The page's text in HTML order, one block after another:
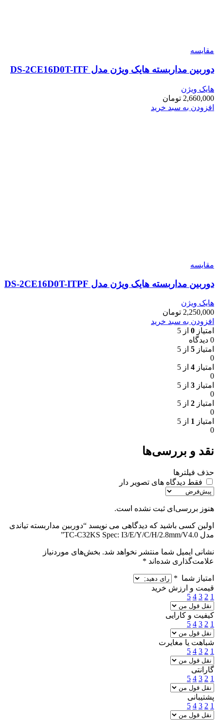
مقایسه
دوربین مداربسته هایک ویژن مدل DS-2CE16D0T-ITF
هایک ویژن
2,660,000 تومان
افزودن به سبد خرید
مقایسه
دوربین مداربسته هایک ویژن مدل DS-2CE16D0T-ITPF
هایک ویژن
2,250,000 تومان
افزودن به سبد خرید
امتیاز 0 از 5
0 دیدگاه
امتیاز 5 از 5
0
امتیاز 4 از 5
0
امتیاز 3 از 5
0
امتیاز 2 از 5
0
امتیاز 1 از 5
0
نقد و بررسی‌ها
حذف فیلترها
فقط دیدگاه های تصویر دار
هنوز بررسی‌ای ثبت نشده است.
اولین کسی باشید که دیدگاهی می نویسد “دوربین مداربسته تیاندی
مدل TC-C32KS Spec: I3/E/Y/C/H/2.8mm/V4.0”
نشانی ایمیل شما منتشر نخواهد شد. بخش‌های موردنیاز
علامت‌گذاری شده‌اند *
امتیاز شما *
قیمت و ارزش خرید
1
2
3
4
5
کیفیت و کارایی
1
2
3
4
5
شباهت یا مغایرت
1
2
3
4
5
گارانتی
1
2
3
4
5
پشتیبانی
1
2
3
4
5